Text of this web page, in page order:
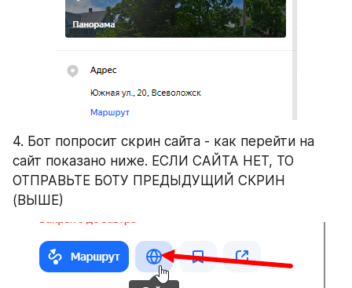
4. Бот попросит скрин сайта - как перейти на
сайт показано ниже. ЕСЛИ САЙТА НЕТ, ТО
ОТПРАВЬТЕ БОТУ ПРЕДЫДУЩИЙ СКРИН
(ВЫШЕ)